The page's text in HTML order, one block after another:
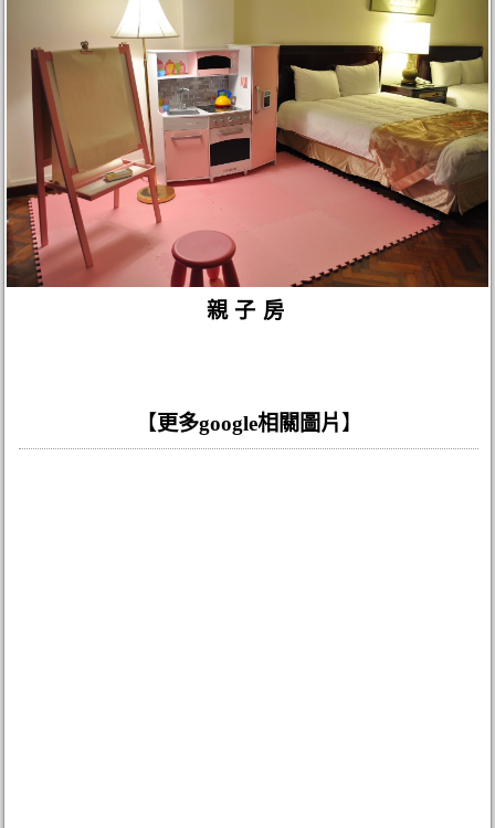
親子房
【更多google相關圖片】